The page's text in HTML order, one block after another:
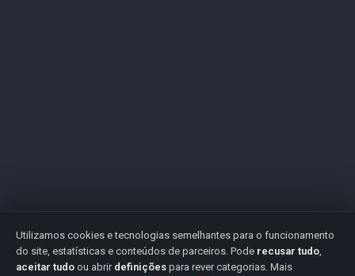
Utilizamos cookies e tecnologias semelhantes para o funcionamento
do site, estatísticas e conteúdos de parceiros. Pode recusar tudo,
aceitar tudo ou abrir definições para rever categorias. Mais